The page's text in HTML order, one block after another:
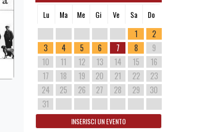
Lu Ma Me Gi Ve Sa Do
1
2
3
4 5 6 7 8
9
10
11 12 13 14 15
16
17
18 19 20 21 22
23
24
25 26 27 28 29
30
31
INSERISCI UN EVENTO